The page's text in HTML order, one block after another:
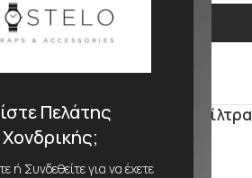
Πελάτης
Χονδρικής;
ή Συνδεθείτε για να έχετε
PP9
αποτελέσματος
Φίλτρα